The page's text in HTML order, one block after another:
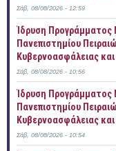
Σάβ, 08/08/2026 - 12:59
Ίδρυση
Πανεπιστημίου
Κυβερνοασφάλειας
Σάβ, 08/08/2026 - 10:56
Ίδρυση
Πανεπιστημίου
Κυβερνοασφάλειας
Σάβ, 08/08/2026 - 10:54